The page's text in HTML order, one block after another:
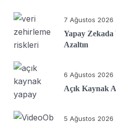
7 Ağustos 2026
Yapay
Azaltın
6 Ağustos 2026
Açık Kaynak
5 Ağustos 2026